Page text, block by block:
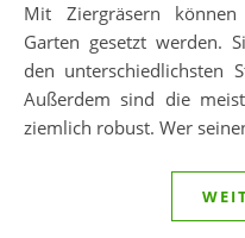
Mit Ziergräsern können wunderschöne Blickfänge im
Garten gesetzt werden.
den unterschiedlichsten
Außerdem sind die
ziemlich robust. Wer